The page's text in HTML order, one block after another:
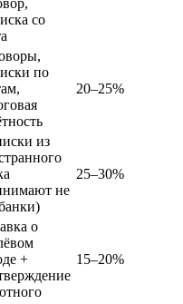
со
по
20–25%
из
не
25–30%
о
+
15–20%